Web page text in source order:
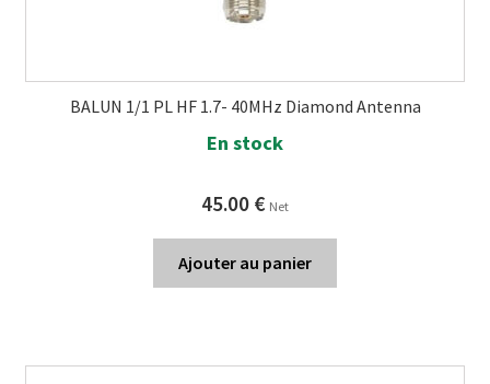
BALUN 1/1 PL HF 1.7- 40MHz Diamond Antenna
En stock
45.00 € Net
Ajouter au panier